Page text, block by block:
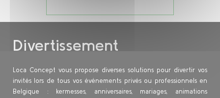
Divertissement
Loca Concept vous propose diverses solutions pour divertir vos
invités lors de tous vos événements privés ou professionnels en
Belgique : kermesses, anniversaires, mariages, animations